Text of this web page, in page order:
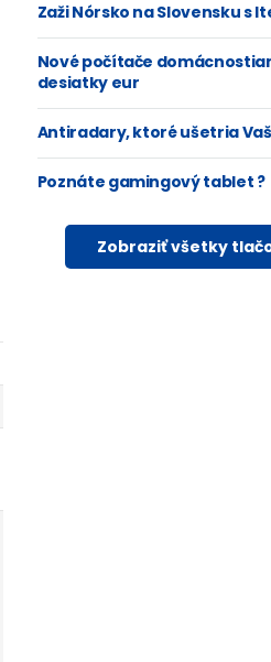
Zaži Nórsko na Slovensku s
Nové počítače
desiatky eur
Antiradary, ktoré ušetria
Poznáte gamingový tablet ?
Zobraziť všetky